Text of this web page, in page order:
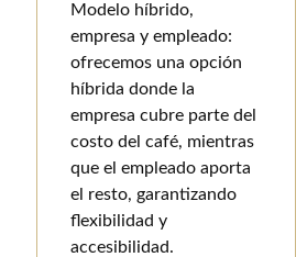
Modelo híbrido,
empresa y empleado:
ofrecemos una opción
híbrida donde la
empresa cubre parte del
costo del café, mientras
que el empleado aporta
el resto, garantizando
flexibilidad y
accesibilidad.